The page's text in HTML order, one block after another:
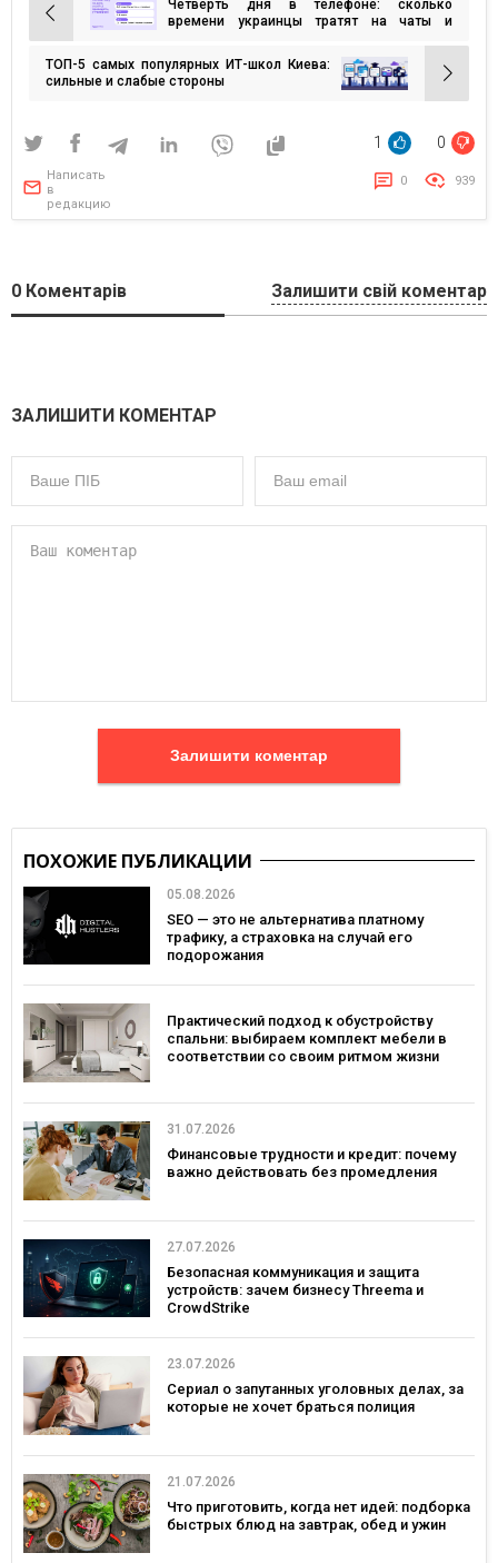
Навигация
по
записям
Четверть дня в телефоне: сколько
времени украинцы тратят на чаты и
ТОП-5 самых популярных ИТ-школ Киева:
сильные и слабые стороны
1 0
Написать
в
редакцию
0 939
0 Коментарів Залишити свій коментар
ЗАЛИШИТИ КОМЕНТАР
Залишити коментар
ПОХОЖИЕ ПУБЛИКАЦИИ
05.08.2026
SEO — это не альтернатива платному
трафику, а страховка на случай его
подорожания
Практический подход к обустройству
спальни: выбираем комплект мебели в
соответствии со своим ритмом жизни
31.07.2026
Финансовые трудности и кредит: почему
важно действовать без промедления
27.07.2026
Безопасная коммуникация и защита
устройств: зачем бизнесу Threema и
CrowdStrike
23.07.2026
Сериал о запутанных уголовных делах, за
которые не хочет браться полиция
21.07.2026
Что приготовить, когда нет идей: подборка
быстрых блюд на завтрак, обед и ужин